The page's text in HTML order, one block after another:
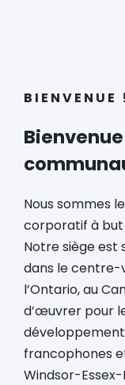
BIENVENUE !
Nous sommes
corporatif à but
Notre siège est
dans le centre-
l’Ontario, au
d’œuvrer pour
francophones
Windsor-Essex-